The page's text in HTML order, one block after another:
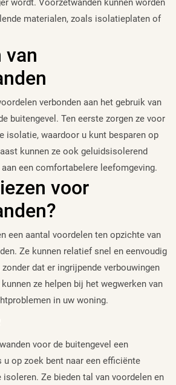
wordt. Voorzetwanden kunnen worden
materialen, zoals isolatieplaten of
van
verbonden aan het gebruik van
buitengevel. Ten eerste zorgen ze voor
isolatie, waardoor u kunt besparen op
kunnen ze ook geluidsisolerend
een comfortabelere leefomgeving.
voor
een aantal voordelen ten opzichte van
Ze kunnen relatief snel en eenvoudig
dat er ingrijpende verbouwingen
ze helpen bij het wegwerken van
in uw woning.
voor de buitengevel een
u op zoek bent naar een efficiënte
Ze bieden tal van voordelen en